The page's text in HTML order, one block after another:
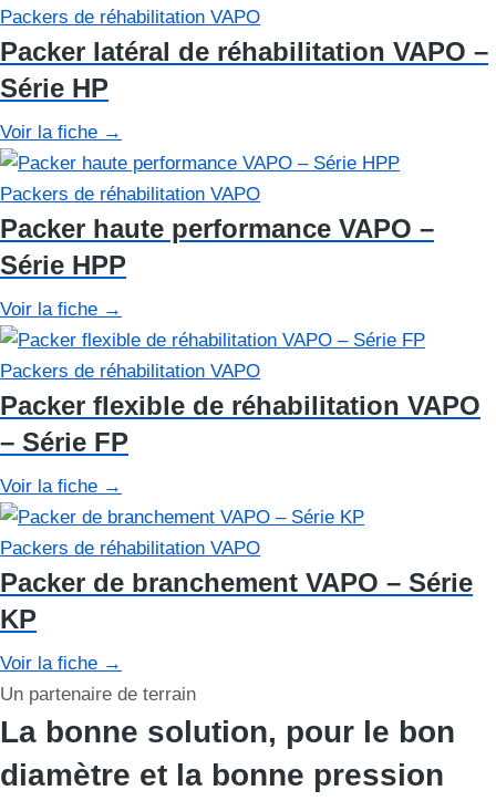
Packers de réhabilitation VAPO
Packer latéral de réhabilitation VAPO –
Série HP
Voir la fiche →
Packers de réhabilitation VAPO
Packer haute performance VAPO –
Série HPP
Voir la fiche →
Packers de réhabilitation VAPO
Packer flexible de réhabilitation VAPO
– Série FP
Voir la fiche →
Packers de réhabilitation VAPO
Packer de branchement VAPO – Série
KP
Voir la fiche →
Un partenaire de terrain
La bonne solution, pour le bon
diamètre et la bonne pression